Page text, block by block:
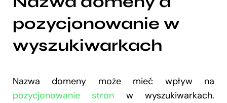
pozycjonowanie w
wyszukiwarkach
Nazwa domeny może mieć wpływ na
pozycjonowanie stron w wyszukiwarkach.